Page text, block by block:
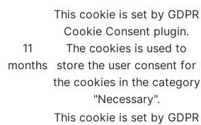
11
months
This cookie is set by GDPR
Cookie Consent plugin.
The cookies is used to
store the user consent for
the cookies in the category
"Necessary".
This cookie is set by GDPR